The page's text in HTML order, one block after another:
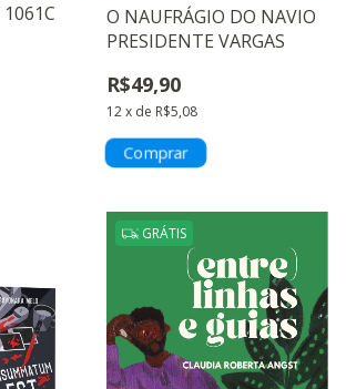
O NAUFRÁGIO DO NAVIO
PRESIDENTE VARGAS
R$49,90
12x de R$5,08
GRÁTIS